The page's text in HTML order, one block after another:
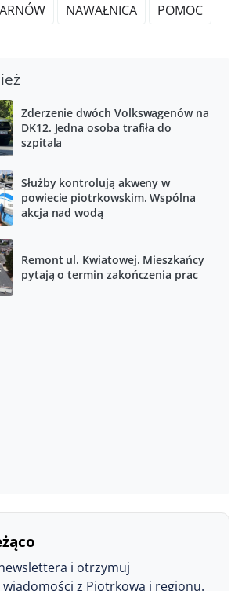
NAWAŁNICA POMOC
Zderzenie dwóch Volkswagenów na
DK12. Jedna osoba trafiła do
szpitala
Służby kontrolują akweny w
powiecie piotrkowskim. Wspólna
akcja nad wodą
Remont ul. Kwiatowej. Mieszkańcy
pytają o termin zakończenia prac
i otrzymuj
wiadomości z Piotrkowa i regionu.